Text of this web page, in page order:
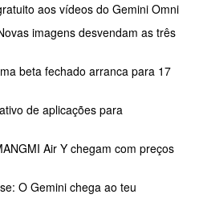
aos vídeos do Gemini Omni
imagens desvendam as três
beta fechado arranca para 17
de aplicações para
Air Y chegam com preços
O Gemini chega ao teu